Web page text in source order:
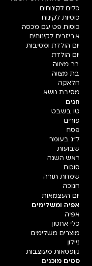
כלים לקינוחים
כוסיות לקינוח
כוסות פט עם מכסה
אביזרים לקינוחים
יום הולדת ומסיבות
יום הולדת
בר מצווה
בת מצווה
חלאקה
מסיבת נושא
חגים
טו בשבט
פורים
פסח
ל"ג בעומר
שבועות
ראש השנה
סוכות
שמחת תורה
חנוכה
יום העצמאות
אפיה ומשלימים
אפיה
כלי אחסון
מוצרים משלימים
ניילון
קופסאות מעוצבות
סטים מוכנים